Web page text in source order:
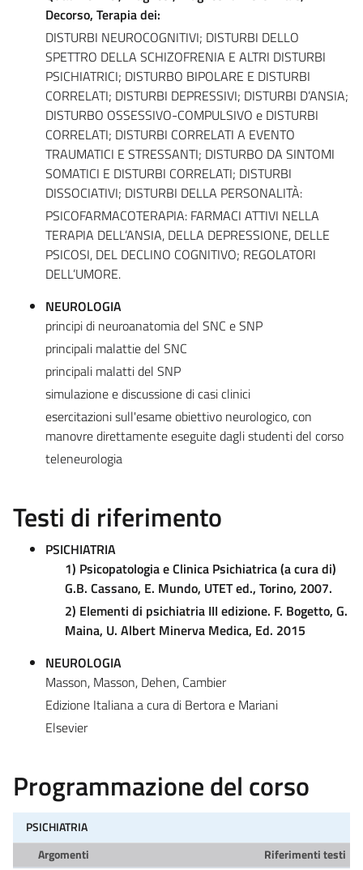
Decorso, Terapia dei:
DISTURBI NEUROCOGNITIVI; DISTURBI DELLO
SPETTRO DELLA SCHIZOFRENIA E ALTRI DISTURBI
PSICHIATRICI; DISTURBO BIPOLARE E DISTURBI
CORRELATI; DISTURBI DEPRESSIVI; DISTURBI D’ANSIA;
DISTURBO OSSESSIVO-COMPULSIVO e DISTURBI
CORRELATI; DISTURBI CORRELATI A EVENTO
TRAUMATICI E STRESSANTI; DISTURBO DA SINTOMI
SOMATICI E DISTURBI CORRELATI; DISTURBI
DISSOCIATIVI; DISTURBI DELLA PERSONALITÀ:
PSICOFARMACOTERAPIA: FARMACI ATTIVI NELLA
TERAPIA DELL’ANSIA, DELLA DEPRESSIONE, DELLE
PSICOSI, DEL DECLINO COGNITIVO; REGOLATORI
DELL’UMORE.
NEUROLOGIA
principi di neuroanatomia del SNC e SNP
principali malattie del SNC
principali malatti del SNP
simulazione e discussione di casi clinici
esercitazioni sull'esame obiettivo neurologico, con
manovre direttamente eseguite dagli studenti del corso
teleneurologia
Testi di riferimento
PSICHIATRIA
1) Psicopatologia e Clinica Psichiatrica (a cura di)
G.B. Cassano, E. Mundo, UTET ed., Torino, 2007.
2) Elementi di psichiatria III edizione. F. Bogetto, G.
Maina, U. Albert Minerva Medica, Ed. 2015
NEUROLOGIA
Masson, Masson, Dehen, Cambier
Edizione Italiana a cura di Bertora e Mariani
Elsevier
Programmazione del corso
PSICHIATRIA
Argomenti
Riferimenti testi